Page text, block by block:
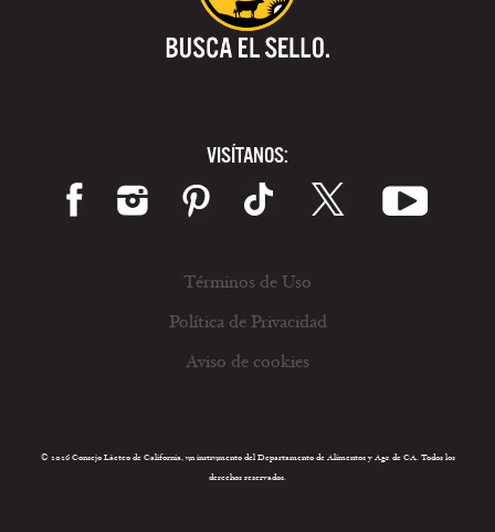
VISÍTANOS:
Términos de Uso
Política de Privacidad
Aviso de cookies
© 2026 Consejo Lácteo de California, un instrumento del Departamento de Alimentos y Agr. de CA. Todos los
derechos reservados.